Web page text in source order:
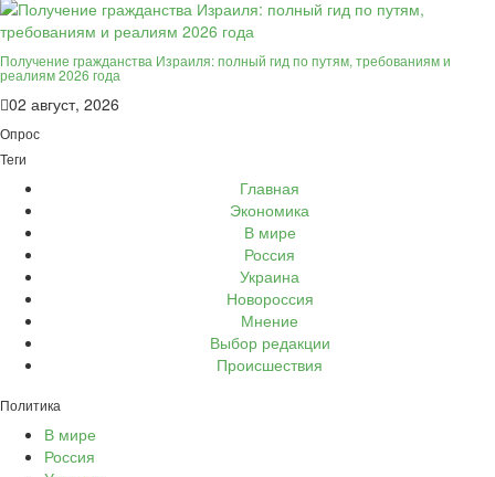
Получение гражданства Израиля: полный гид по путям, требованиям и
реалиям 2026 года
02 август, 2026
Опрос
Теги
Главная
Экономика
В мире
Россия
Украина
Новороссия
Мнение
Выбор редакции
Происшествия
Политика
В мире
Россия